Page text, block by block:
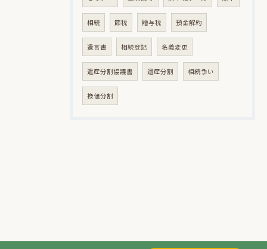
相続 節税 贈与税 預金解約
遺言書 相続登記 名義変更
遺産分割協議書 遺産分割 相続争い
換価分割